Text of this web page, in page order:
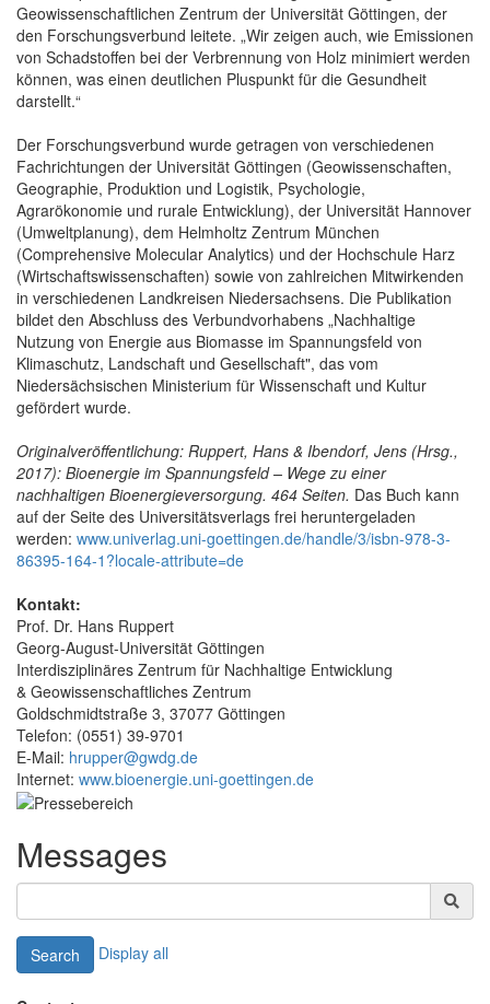
Geowissenschaftlichen Zentrum der Universität Göttingen, der
den Forschungsverbund leitete. „Wir zeigen auch, wie Emissionen
von Schadstoffen bei der Verbrennung von Holz minimiert werden
können, was einen deutlichen Pluspunkt für die Gesundheit
darstellt.“
Der Forschungsverbund wurde getragen von verschiedenen
Fachrichtungen der Universität Göttingen (Geowissenschaften,
Geographie, Produktion und Logistik, Psychologie,
Agrarökonomie und rurale Entwicklung), der Universität Hannover
(Umweltplanung), dem Helmholtz Zentrum München
(Comprehensive Molecular Analytics) und der Hochschule Harz
(Wirtschaftswissenschaften) sowie von zahlreichen Mitwirkenden
in verschiedenen Landkreisen Niedersachsens. Die Publikation
bildet den Abschluss des Verbundvorhabens „Nachhaltige
Nutzung von Energie aus Biomasse im Spannungsfeld von
Klimaschutz, Landschaft und Gesellschaft", das vom
Niedersächsischen Ministerium für Wissenschaft und Kultur
gefördert wurde.
Originalveröffentlichung: Ruppert, Hans & Ibendorf, Jens (Hrsg.,
2017): Bioenergie im Spannungsfeld – Wege zu einer
nachhaltigen Bioenergieversorgung. 464 Seiten. Das Buch kann
auf der Seite des Universitätsverlags frei heruntergeladen
werden: www.univerlag.uni-goettingen.de/handle/3/isbn-978-3-
86395-164-1?locale-attribute=de
Kontakt:
Prof. Dr. Hans Ruppert
Georg-August-Universität Göttingen
Interdisziplinäres Zentrum für Nachhaltige Entwicklung
& Geowissenschaftliches Zentrum
Goldschmidtstraße 3, 37077 Göttingen
Telefon: (0551) 39-9701
E-Mail: hrupper@gwdg.de
Internet: www.bioenergie.uni-goettingen.de
Messages
Search Display all